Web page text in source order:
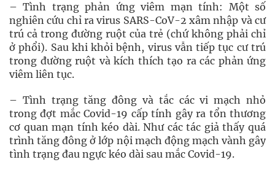
– Tình trạng phản ứng viêm mạn tính: Một số
nghiên cứu chỉ ra virus SARS-CoV-2 xâm nhập và cư
trú cả trong đường ruột của trẻ (chứ không phải chỉ
ở phổi). Sau khi khỏi bệnh, virus vẫn tiếp tục cư trú
trong đường ruột và kích thích tạo ra các phản ứng
viêm liên tục.
– Tình trạng tăng đông và tắc các vi mạch nhỏ
trong đợt mắc Covid-19 cấp tính gây ra tổn thương
cơ quan mạn tính kéo dài. Như các tác giả thấy quá
trình tăng đông ở lớp nội mạch động mạch vành gây
tình trạng đau ngực kéo dài sau mắc Covid-19.